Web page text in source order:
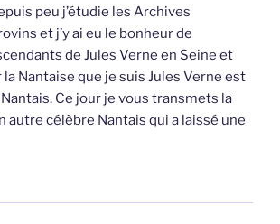
peu j’étudie les Archives
et j’y ai eu le bonheur de
de Jules Verne en Seine et
la Nantaise que je suis Jules Verne est
Ce jour je vous transmets la
autre célèbre Nantais qui a laissé une